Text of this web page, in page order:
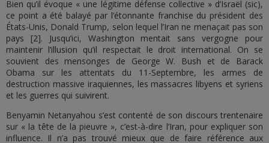
Bien qu’il évoque « une légitime défense collective » d’Israël (sic),
ce point a été balayé par l’étonnante franchise du président des
États-Unis, Donald Trump, selon lequel l’Iran ne menaçait pas son
pays [2]. Jusqu’ici, Washington mentait sans vergogne pour
maintenir l’illusion qu’il respectait le droit international. On se
souvient des mensonges de George W. Bush et de Barack
Obama sur les attentats du 11-Septembre, les armes de
destruction massive iraquiennes, les massacres libyens et syriens
et les guerres qui suivirent.
Benyamin Netanyahou s’est contenté de son discours trentenaire
sur « la tête de la pieuvre », c’est-à-dire l’Iran, pour expliquer son
influence. Il n’a pas trouvé mieux que de faire référence aux